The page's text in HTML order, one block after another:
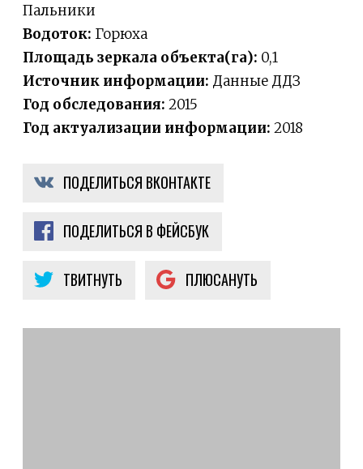
Пальники
Водоток: Горюха
Площадь зеркала объекта(га): 0,1
Источник информации: Данные ДДЗ
Год обследования: 2015
Год актуализации информации: 2018
ПОДЕЛИТЬСЯ ВКОНТАКТЕ
ПОДЕЛИТЬСЯ В ФЕЙСБУК
ТВИТНУТЬ ПЛЮСАНУТЬ